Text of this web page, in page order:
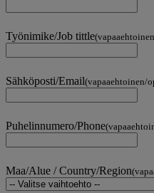
Työnimike/Job tittle
Sähköposti/Email(vapaaehtoinen/
Puhelinnumero/Phone
Maa/Alue / Country/Region